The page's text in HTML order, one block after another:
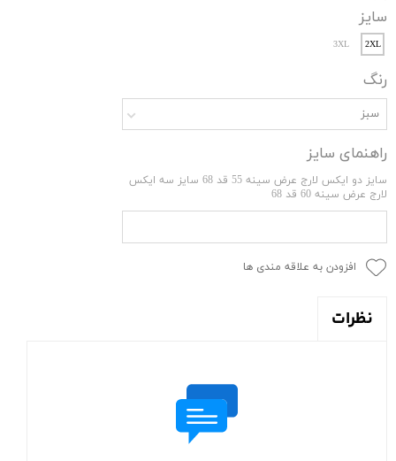
سایز
2XL
3XL
رنگ
سبز
راهنمای سایز
سایز دو ایکس لارج عرض سینه 55 قد 68 سایز سه ایکس
لارج عرض سینه 60 قد 68
افزودن به علاقه مندی ها
نظرات